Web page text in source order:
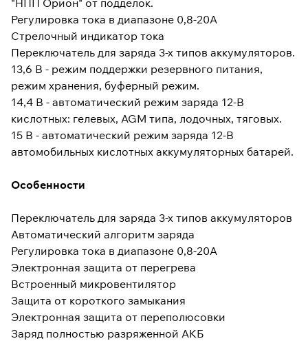
"НПП Орион" от подделок.
Регулировка тока в диапазоне 0,8-20А
Стрелочный индикатор тока
Переключатель для заряда 3-х типов аккумуляторов.
13,6 В - режим поддержки резервного питания,
режим хранения, буферный режим.
14,4 В - автоматический режим заряда 12-В
кислотных: гелевых, AGM типа, лодочных, тяговых.
15 В - автоматический режим заряда 12-В
автомобильных кислотных аккумуляторных батарей.
Особенности
Переключатель для заряда 3-х типов аккумуляторов
Автоматический алгоритм заряда
Регулировка тока в диапазоне 0,8-20А
Электронная защита от перегрева
Встроенный микровентилятор
Защита от короткого замыкания
Электронная защита от переполюсовки
Заряд полностью разряженной АКБ